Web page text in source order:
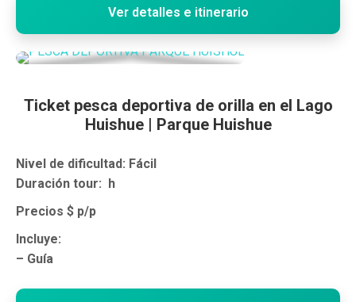
Ver detalles e itinerario
Ticket pesca deportiva de orilla en el Lago
Huishue | Parque Huishue
Nivel de dificultad: Fácil
Duración tour: h
Precios $ p/p
Incluye:
– Guía